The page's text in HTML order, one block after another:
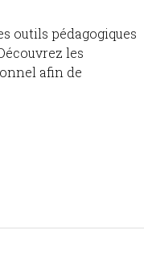
outils pédagogiques
les
afin de